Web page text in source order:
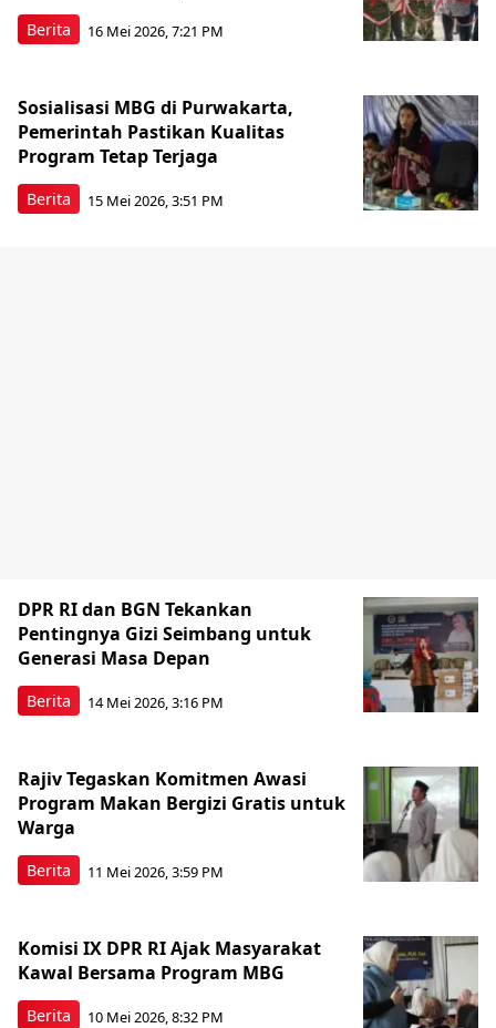
Berita 16 Mei 2026, 7:21 PM
Berita
Sosialisasi MBG di Purwakarta,
Pemerintah Pastikan Kualitas
Program Tetap Terjaga
15 Mei 2026, 3:51 PM
Berita
DPR RI dan BGN Tekankan
Pentingnya Gizi Seimbang untuk
Generasi Masa Depan
14 Mei 2026, 3:16 PM
Berita
Rajiv Tegaskan Komitmen Awasi
Program Makan Bergizi Gratis untuk
Warga
11 Mei 2026, 3:59 PM
Berita
Komisi IX DPR RI Ajak Masyarakat
Kawal Bersama Program MBG
10 Mei 2026, 8:32 PM